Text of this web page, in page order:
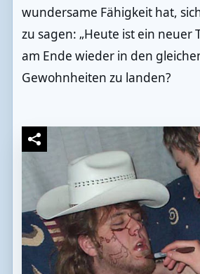
wundersame Fähigkeit hat,
zu sagen: „Heute ist ein neuer
am Ende wieder in den
Gewohnheiten zu landen?